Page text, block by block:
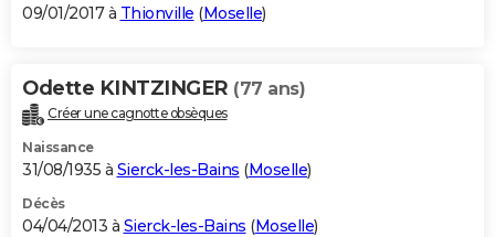
09/01/2017 à Thionville (Moselle)
Odette KINTZINGER (77 ans)
Créer une cagnotte obsèques
Naissance
31/08/1935 à Sierck-les-Bains (Moselle)
Décès
04/04/2013 à Sierck-les-Bains (Moselle)